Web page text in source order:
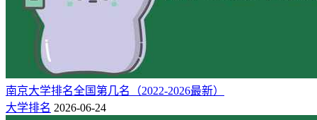
南京大学排名全国第几名（2022-2026最新）
大学排名 2026-06-24